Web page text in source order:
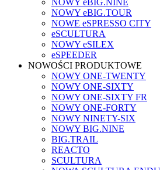
NOWY eBIG.NINE
NOWY eBIG.TOUR
NOWE eSPRESSO CITY
eSCULTURA
NOWY eSILEX
eSPEEDER
NOWOŚCI PRODUKTOWE
NOWY ONE-TWENTY
NOWY ONE-SIXTY
NOWY ONE-SIXTY FR
NOWY ONE-FORTY
NOWY NINETY-SIX
NOWY BIG.NINE
BIG.TRAIL
REACTO
SCULTURA